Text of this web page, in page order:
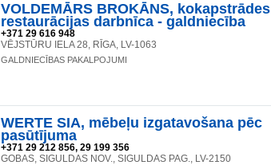
VOLDEMĀRS BROKĀNS, kokapstrādes
restaurācijas darbnīca - galdniecība
+371 29 616 948
VĒJSTŪRU IELA 28, RĪGA, LV-1063
GALDNIECĪBAS PAKALPOJUMI
WERTE SIA, mēbeļu izgatavošana pēc
pasūtījuma
+371 29 212 856, 29 199 356
GOBAS, SIGULDAS NOV., SIGULDAS PAG., LV-2150